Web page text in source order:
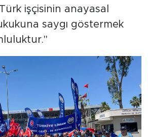
işçisinin anayasal
saygı göstermek